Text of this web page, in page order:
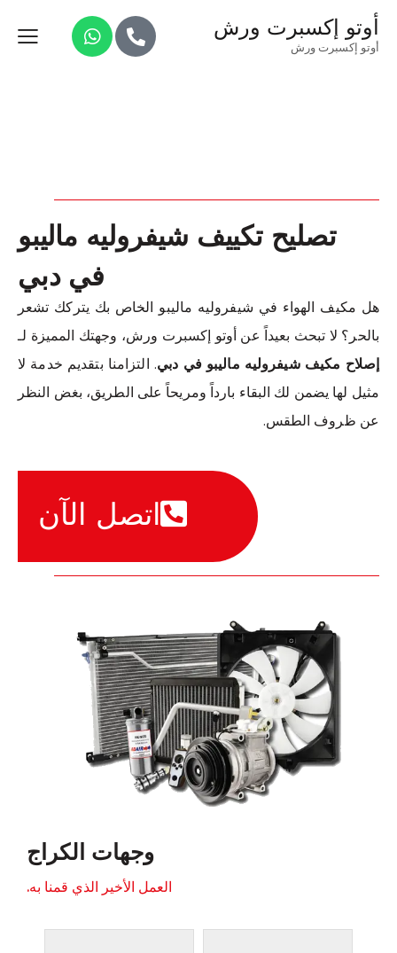
أوتو إكسبرت ورش
أوتو إكسبرت ورش
تصليح تكييف شيفروليه ماليبو
في دبي
هل مكيف الهواء في شيفروليه ماليبو الخاص بك يتركك تشعر
بالحر؟ لا تبحث بعيداً عن أوتو إكسبرت ورش، وجهتك المميزة لـ
إصلاح مكيف شيفروليه ماليبو في دبي. التزامنا بتقديم خدمة لا
مثيل لها يضمن لك البقاء بارداً ومريحاً على الطريق، بغض النظر
عن ظروف الطقس.
اتصل الآن
وجهات الكراج
العمل الأخير الذي قمنا به.